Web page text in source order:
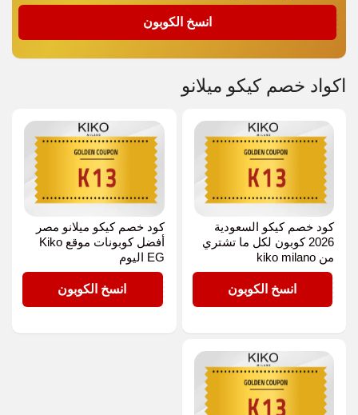
انسخ الكوبون
اكواد خصم كيكو ميلانو
كود خصم كيكو السعودية
2026 كوبون لكل ما تشتري
من kiko milano
انسخ الكوبون
كود خصم كيكو ميلانو مصر
أفضل كوبونات موقع Kiko
EG اليوم
انسخ الكوبون